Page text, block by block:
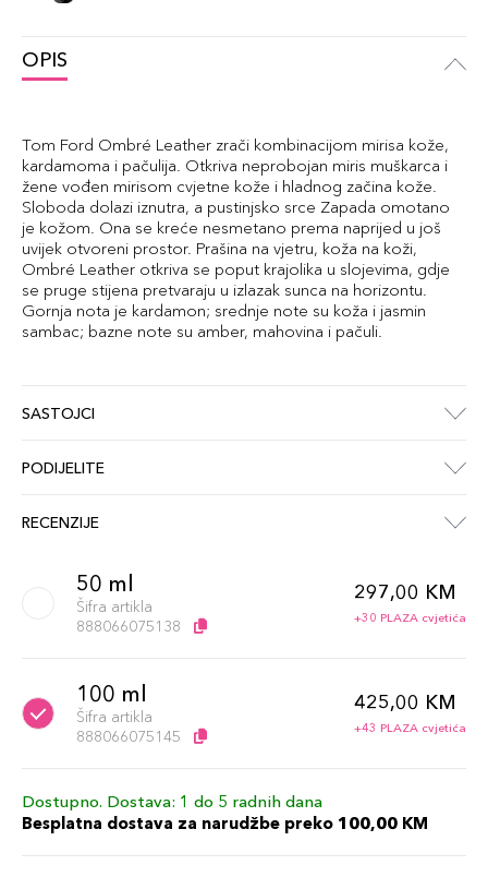
OPIS
Tom Ford Ombré Leather zrači kombinacijom mirisa kože,
kardamoma i pačulija. Otkriva neprobojan miris muškarca i
žene vođen mirisom cvjetne kože i hladnog začina kože.
Sloboda dolazi iznutra, a pustinjsko srce Zapada omotano
je kožom. Ona se kreće nesmetano prema naprijed u još
uvijek otvoreni prostor. Prašina na vjetru, koža na koži,
Ombré Leather otkriva se poput krajolika u slojevima, gdje
se pruge stijena pretvaraju u izlazak sunca na horizontu.
Gornja nota je kardamon; srednje note su koža i jasmin
sambac; bazne note su amber, mahovina i pačuli.
SASTOJCI
PODIJELITE
RECENZIJE
50 ml
Šifra artikla
888066075138
297,00 KM
+30 PLAZA cvjetića
100 ml
Šifra artikla
888066075145
425,00 KM
+43 PLAZA cvjetića
Dostupno. Dostava: 1 do 5 radnih dana
Besplatna dostava za narudžbe preko 100,00 KM